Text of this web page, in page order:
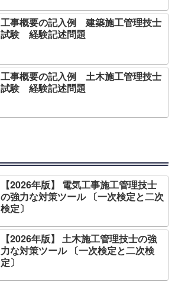
工事概要の記入例 建築施工管理技士
試験 経験記述問題
工事概要の記入例 土木施工管理技士
試験 経験記述問題
【2026年版】 電気工事施工管理技士
の強力な対策ツール 〔一次検定と二次
検定〕
【2026年版】 土木施工管理技士の強
力な対策ツール 〔一次検定と二次検
定〕